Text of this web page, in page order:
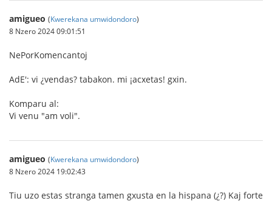
amigueo (Kwerekana umwidondoro)
8 Nzero 2024 09:01:51
NePorKomencantoj
AdE': vi ¿vendas? tabakon. mi ¡acxetas! gxin.
Komparu al:
Vi venu "am voli".
amigueo (Kwerekana umwidondoro)
8 Nzero 2024 19:02:43
Tiu uzo estas stranga tamen gxusta en la hispana (¿?) Kaj forte